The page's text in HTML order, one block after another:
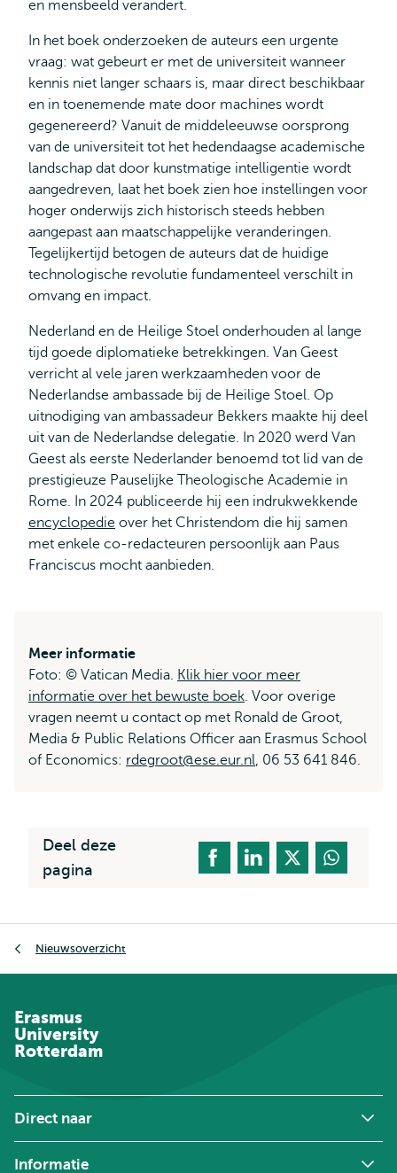
en mensbeeld verandert.
In het boek onderzoeken de auteurs een urgente
vraag: wat gebeurt er met de universiteit wanneer
kennis niet langer schaars is, maar direct beschikbaar
en in toenemende mate door machines wordt
gegenereerd? Vanuit de middeleeuwse oorsprong
van de universiteit tot het hedendaagse academische
landschap dat door kunstmatige intelligentie wordt
aangedreven, laat het boek zien hoe instellingen voor
hoger onderwijs zich historisch steeds hebben
aangepast aan maatschappelijke veranderingen.
Tegelijkertijd betogen de auteurs dat de huidige
technologische revolutie fundamenteel verschilt in
omvang en impact.
Nederland en de Heilige Stoel onderhouden al lange
tijd goede diplomatieke betrekkingen. Van Geest
verricht al vele jaren werkzaamheden voor de
Nederlandse ambassade bij de Heilige Stoel. Op
uitnodiging van ambassadeur Bekkers maakte hij deel
uit van de Nederlandse delegatie. In 2020 werd Van
Geest als eerste Nederlander benoemd tot lid van de
prestigieuze Pauselijke Theologische Academie in
Rome. In 2024 publiceerde hij een indrukwekkende
encyclopedie over het Christendom die hij samen
met enkele co-redacteuren persoonlijk aan Paus
Franciscus mocht aanbieden.
Meer informatie
Foto: © Vatican Media. Klik hier voor meer
informatie over het bewuste boek. Voor overige
vragen neemt u contact op met Ronald de Groot,
Media & Public Relations Officer aan Erasmus School
of Economics: rdegroot@ese.eur.nl, 06 53 641 846.
Deel deze
pagina
Nieuwsoverzicht
Erasmus
University
Rotterdam
Direct naar
Informatie